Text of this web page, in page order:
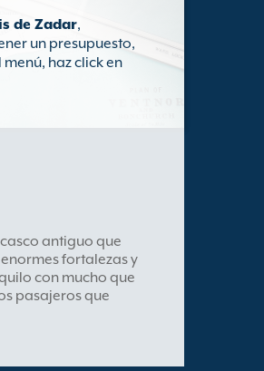
de Zadar,
un presupuesto,
haz click en
antiguo que
fortalezas y
con mucho que
pasajeros que